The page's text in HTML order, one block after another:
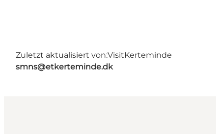
Zuletzt aktualisiert von:VisitKerteminde
smns@etkerteminde.dk